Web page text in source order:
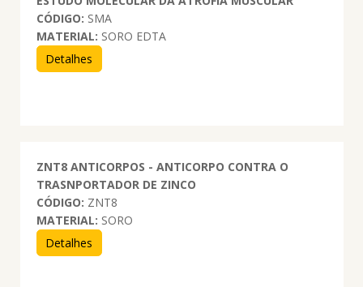
CÓDIGO: SMA
MATERIAL: SORO EDTA
Detalhes
ZNT8 ANTICORPOS - ANTICORPO CONTRA O
TRASNPORTADOR DE ZINCO
CÓDIGO: ZNT8
MATERIAL: SORO
Detalhes